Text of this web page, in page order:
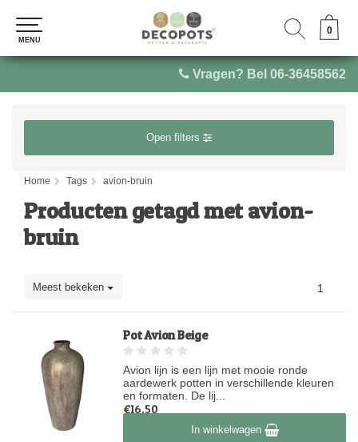
Vragen? Bel 06-36458562
0
MENU
0
MENU
Open filters
Home Tags avion-bruin
Producten getagd met avion-
bruin
Meest bekeken 1
Pot Avion Beige
Avion lijn is een lijn met mooie ronde
aardewerk potten in verschillende kleuren
en formaten. De lij...
€16,50
Op voorraadIn winkelwagen